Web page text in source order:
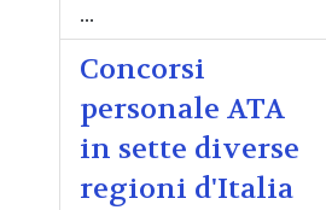
...
Concorsi
personale ATA
in sette diverse
regioni d'Italia